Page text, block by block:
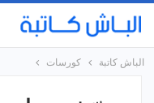
الباش كاتبة كورسات